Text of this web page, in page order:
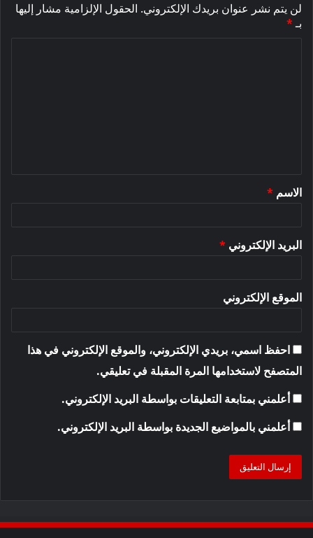
لن يتم نشر عنوان بريدك الإلكتروني. الحقول الإلزامية مشار إليها
بـ*
*
الاسم *
البريد الإلكتروني *
الموقع الإلكتروني
احفظ اسمي، بريدي الإلكتروني، والموقع الإلكتروني في هذا
المتصفح لاستخدامها المرة المقبلة في تعليقي.
أعلمني بمتابعة التعليقات بواسطة البريد الإلكتروني.
أعلمني بالمواضيع الجديدة بواسطة البريد الإلكتروني.